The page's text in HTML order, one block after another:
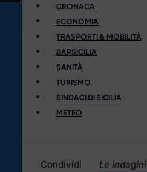
CRONACA
ECONOMIA
TRASPORTI & MOBILITÀ
BARSICILIA
SANITÀ
TURISMO
SINDACI DI SICILIA
METEO
Condividi Le indagini